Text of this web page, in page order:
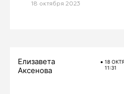
18 октября 2023
Елизавета
Аксенова
18
11:31